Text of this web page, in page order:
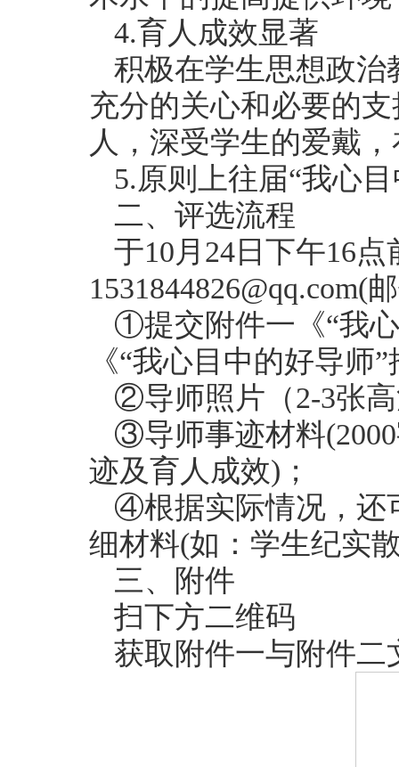
4.育人成效显著
积极在学生思想政
充分的关心和必要的
人，深受学生的爱戴
5.原则上往届“我心
二、评选流程
于10月24日下午16
①提交附件一《“我
《“我心目中的好导师
②导师照片（2-3张
③导师事迹材料
迹及育人成效)；
④根据实际情况，还
细材料(如：学生纪实
三、附件
扫下方二维码
获取附件一与附件二